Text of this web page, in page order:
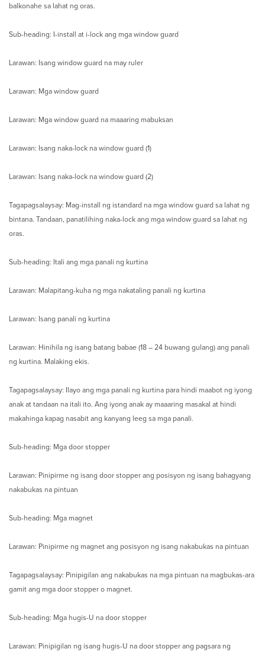
balkonahe sa lahat ng oras.
Sub-heading: I-install at i-lock ang mga window guard
Larawan: Isang window guard na may ruler
Larawan: Mga window guard
Larawan: Mga window guard na maaaring mabuksan
Larawan: Isang naka-lock na window guard (1)
Larawan: Isang naka-lock na window guard (2)
Tagapagsalaysay: Mag-install ng istandard na mga window guard sa lahat ng
bintana. Tandaan, panatilihing naka-lock ang mga window guard sa lahat ng
oras.
Sub-heading: Itali ang mga panali ng kurtina
Larawan: Malapitang-kuha ng mga nakataling panali ng kurtina
Larawan: Isang panali ng kurtina
Larawan: Hinihila ng isang batang babae (18 – 24 buwang gulang) ang panali
ng kurtina. Malaking ekis.
Tagapagsalaysay: Ilayo ang mga panali ng kurtina para hindi maabot ng iyong
anak at tandaan na itali ito. Ang iyong anak ay maaaring masakal at hindi
makahinga kapag nasabit ang kanyang leeg sa mga panali.
Sub-heading: Mga door stopper
Larawan: Pinipirme ng isang door stopper ang posisyon ng isang bahagyang
nakabukas na pintuan
Sub-heading: Mga magnet
Larawan: Pinipirme ng magnet ang posisyon ng isang nakabukas na pintuan
Tagapagsalaysay: Pinipigilan ang nakabukas na mga pintuan na magbukas-ara
gamit ang mga door stopper o magnet.
Sub-heading: Mga hugis-U na door stopper
Larawan: Pinipigilan ng isang hugis-U na door stopper ang pagsara ng